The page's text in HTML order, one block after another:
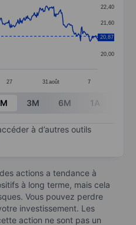
points.
categories.
values. Data
27 31 août 7
20,00
20,80
21,60
22,40
20,87
3M 6M 1A
à d’autres outils
actions a tendance à
à long terme, mais cela
Vous pouvez perdre
investissement. Les
action ne sont pas un